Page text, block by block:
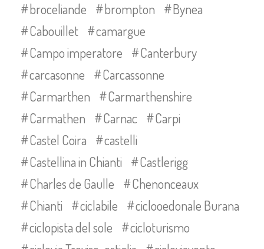
broceliande
brompton
Bynea
Cabouillet
camargue
Campo imperatore
Canterbury
carcasonne
Carcassonne
Carmarthen
Carmarthenshire
Carmathen
Carnac
Carpi
Castel Coira
castelli
Castellina in Chianti
Castlerigg
Charles de Gaulle
Chenonceaux
Chianti
ciclabile
ciclooedonale Burana
ciclopista del sole
cicloturismo